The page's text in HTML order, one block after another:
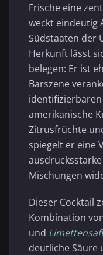
Frische eine
weckt eindeutig
Südstaaten der
Herkunft lässt
belegen: Er ist
Barszene
amerikanische
Zitrusfrüchte
spiegelt er eine
Mischungen
Dieser Cocktail
Kombination
und
deutliche Säure